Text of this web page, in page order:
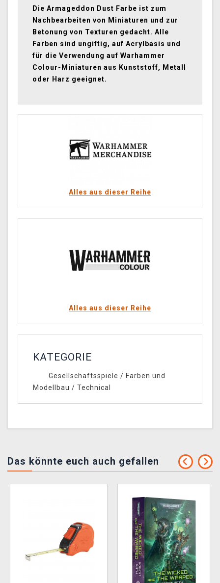
Die Armageddon Dust Farbe ist zum
Nachbearbeiten von Miniaturen und zur
Betonung von Texturen gedacht. Alle
Farben sind ungiftig, auf Acrylbasis und
für die Verwendung auf Warhammer
Colour-Miniaturen aus Kunststoff, Metall
oder Harz geeignet.
Alles aus dieser Reihe
Alles aus dieser Reihe
KATEGORIE
Gesellschaftsspiele / Farben und
Modellbau / Technical
Das könnte euch auch gefallen